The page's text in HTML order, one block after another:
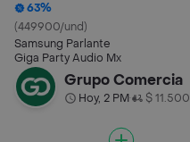
63%
(449900/und)
Samsung Parlante
Giga Party Audio Mx
Grupo Comercia
Hoy, 2 PM• $ 11.500